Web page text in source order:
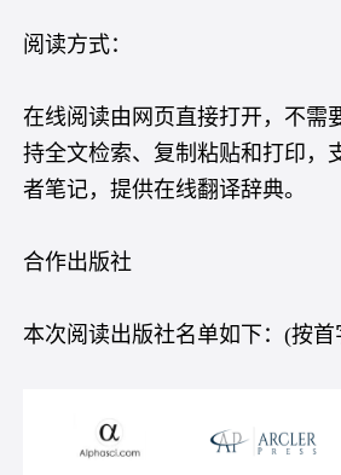
阅读方式：
在线阅读由网页直接打开，不需
持全文检索、复制粘贴和打印，
者笔记，提供在线翻译辞典。
合作出版社
本次阅读出版社名单如下：(按首